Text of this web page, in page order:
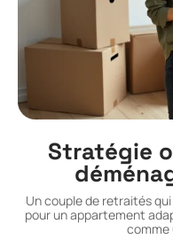
Stratégie
Un couple de retraités
pour un appartement
comme